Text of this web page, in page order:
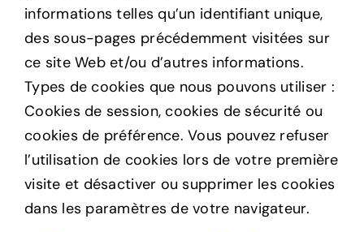
informations telles qu’un identifiant unique,
des sous-pages précédemment visitées sur
ce site Web et/ou d’autres informations.
Types de cookies que nous pouvons utiliser :
Cookies de session, cookies de sécurité ou
cookies de préférence. Vous pouvez refuser
l’utilisation de cookies lors de votre première
visite et désactiver ou supprimer les cookies
dans les paramètres de votre navigateur.